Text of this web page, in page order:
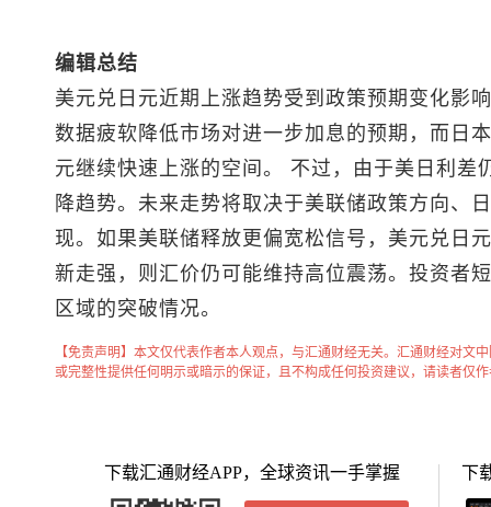
编辑总结
美元兑日元近期上涨趋势受到政策预期变化影
数据疲软降低市场对进一步加息的预期，而日
元继续快速上涨的空间。 不过，由于美日利差
降趋势。未来走势将取决于美联储政策方向、
现。如果美联储释放更偏宽松信号， 美元兑日元
新走强，则汇价仍可能维持高位震荡。投资者
区域的突破情况。
【免责声明】本文仅代表作者本人观点，与汇通财经无关。汇通财经对文
或完整性提供任何明示或暗示的保证，且不构成任何投资建议，请读者仅
下载汇通财经APP，全球资讯一手掌握 下